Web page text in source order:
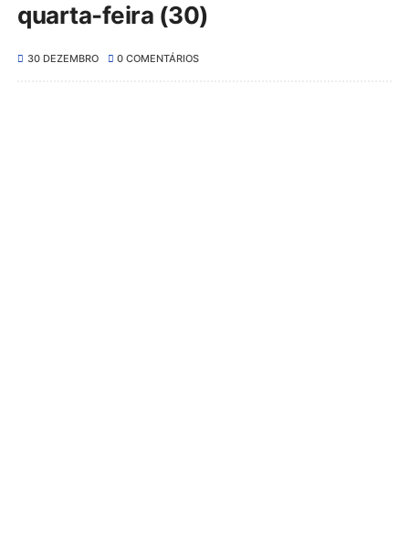
quarta-feira (30)
30 DEZEMBRO 0 COMENTÁRIOS